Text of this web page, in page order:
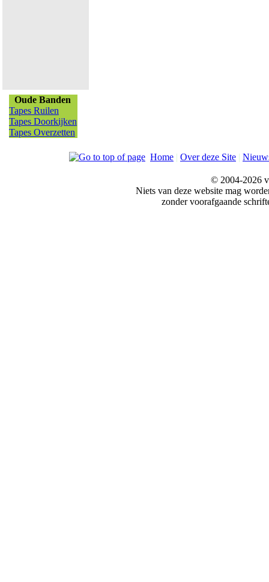
Oude Banden
Tapes Ruilen
Tapes Doorkijken
Tapes Overzetten
Home | Over deze Site |
© 2004-2026
Niets van deze website mag
zonder voorafgaande